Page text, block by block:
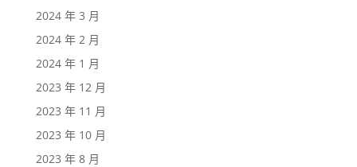
2024 年 3 月
2024 年 2 月
2024 年 1 月
2023 年 12 月
2023 年 11 月
2023 年 10 月
2023 年 8 月